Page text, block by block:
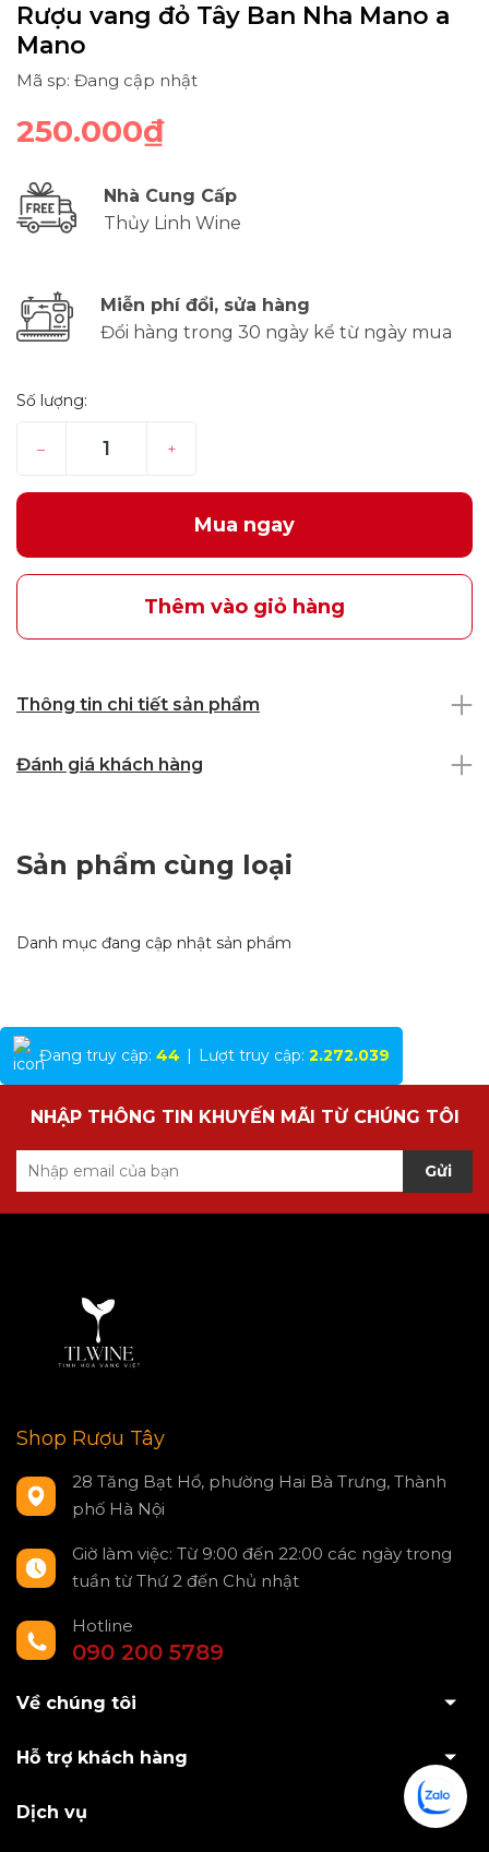
Rượu vang đỏ Tây Ban Nha Mano a
Mano
Mã sp: Đang cập nhật
250.000₫
Nhà Cung Cấp
Thủy Linh Wine
Miễn phí đổi, sửa hàng
Đổi hàng trong 30 ngày kể từ ngày mua
Số lượng:
– +
Mua ngay
Thêm vào giỏ hàng
Thông tin chi tiết sản phẩm
Đánh giá khách hàng
Sản phẩm cùng loại
Danh mục đang cập nhật sản phẩm
Đang truy cập: 44 Lượt truy cập: 2.272.039
NHẬP THÔNG TIN KHUYẾN MÃI TỪ CHÚNG TÔI
Gửi
Shop Rượu Tây
28 Tăng Bạt Hổ, phường Hai Bà Trưng, Thành
phố Hà Nội
Giờ làm việc: Từ 9:00 đến 22:00 các ngày trong
tuần từ Thứ 2 đến Chủ nhật
Hotline
090 200 5789
Về chúng tôi
Hỗ trợ khách hàng
Dịch vụ